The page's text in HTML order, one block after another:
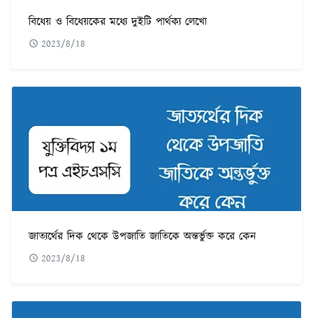
বিধেয় ও বিধেয়কের মধ্যে দুইটি পার্থক্য লেখো
2023/8/18
জাত্যর্থের দিক থেকে উপজাতি জাতিকে অন্তর্ভুক্ত করে কেন
2023/8/18